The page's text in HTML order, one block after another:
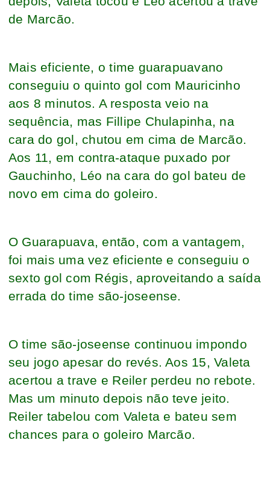
de Marcão.
Mais eficiente, o time guarapuavano
conseguiu o quinto gol com Mauricinho
aos 8 minutos. A resposta veio na
sequência, mas Fillipe Chulapinha, na
cara do gol, chutou em cima de Marcão.
Aos 11, em contra-ataque puxado por
Gauchinho, Léo na cara do gol bateu de
novo em cima do goleiro.
O Guarapuava, então, com a vantagem,
foi mais uma vez eficiente e conseguiu o
sexto gol com Régis, aproveitando a saída
errada do time são-joseense.
O time são-joseense continuou impondo
seu jogo apesar do revés. Aos 15, Valeta
acertou a trave e Reiler perdeu no rebote.
Mas um minuto depois não teve jeito.
Reiler tabelou com Valeta e bateu sem
chances para o goleiro Marcão.